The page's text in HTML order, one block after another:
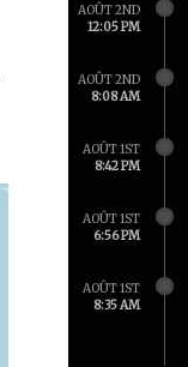
AOÛT 2ND
12:05 PM
AOÛT 2ND
8:08 AM
AOÛT 1ST
8:42 PM
AOÛT 1ST
6:56 PM
AOÛT 1ST
8:35 AM